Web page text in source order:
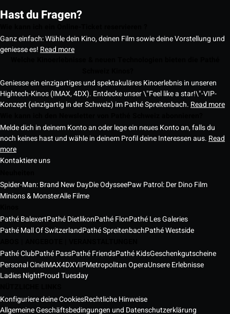
Hast du Fragen?
Ganz einfach: Wähle dein Kino, deinen Film sowie deine Vorstellung und
geniesse es! Read more
Geniesse ein einzigartiges und spektakuläres Kinoerlebnis in unseren
Hightech-Kinos (IMAX, 4DX). Entdecke unser \"Feel like a star!\"-VIP-
Konzept (einzigartig in der Schweiz) im Pathé Spreitenbach. Read more
Melde dich in deinem Konto an oder lege ein neues Konto an, falls du
noch keines hast und wähle in deinem Profil deine Interessen aus. Read
more
Kontaktiere uns
Spider-Man: Brand New DayDie OdysseePaw Patrol: Der Dino Film
Minions & MonsterAlle Filme
Pathé BalexertPathé DietlikonPathé FlonPathé Les Galeries
Pathé Mall Of SwitzerlandPathé SpreitenbachPathé Westside
Pathé ClubPathé PassPathé FriendsPathé KidsGeschenkgutscheine
Personal CinéIMAX4DXVIPMetropolitan OperaUnsere Erlebnisse
Ladies NightProud Tuesday
Konfiguriere deine CookiesRechtliche Hinweise
Allgemeine Geschäftsbedingungen und Datenschutzerklärung